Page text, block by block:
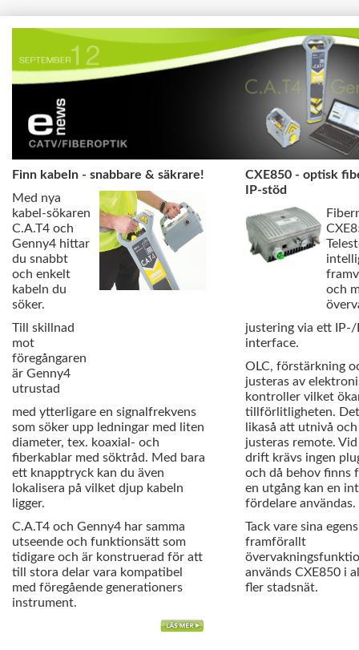
Finn kabeln - snabbare & säkrare!
Med nya
kabel-sökaren
C.A.T4 och
Genny4 hittar
du snabbt
och enkelt
kabeln du
söker.
Till skillnad
mot
föregångaren
är Genny4
utrustad
med ytterligare en signalfrekvens
som söker upp ledningar med liten
diameter, tex. koaxial- och
fiberkablar med söktråd. Med bara
ett knapptryck kan du även
lokalisera på vilket djup kabeln
ligger.
C.A.T4 och Genny4 har samma
utseende och funktionsätt som
tidigare och är konstruerad för att
till stora delar vara kompatibel
med föregående generationers
instrument.
CXE850 - optisk
IP-stöd
och
justering via ett
interface.
OLC, förstärkning
justeras av
kontroller vilket
tillförlitligheten.
likaså att utnivå
justeras remote.
drift krävs ingen
och då behov finns
en utgång kan en
fördelare användas.
Tack vare sina
framförallt
används CXE850 i
fler stadsnät.